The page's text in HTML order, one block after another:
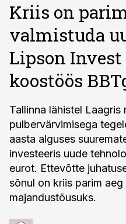
Kriis on
valmistuda
Lipson
koostöös
Tallinna lähistel Laagris
pulbervärvimisega
aasta alguses
investeeris uude
eurot. Ettevõtte
sõnul on kriis parim
majandustõusuks.